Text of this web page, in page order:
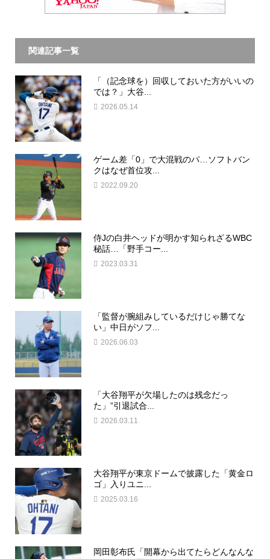
関連記事一覧
「（記念球を）回収しておいた方がいいの
では？」大谷...
2026.05.14
ゲーム差「0」で大混戦のパ…ソフトバン
クはなぜ首位攻...
2022.09.20
侍Jの白井ヘッドが明かす知られざるWBC
秘話…「野手コー...
2023.03.31
「監督が腕組みしているだけじゃ勝てな
い」中日がソフ...
2026.06.03
「大谷翔平が欠場したのは残念だっ
た」”引退試合...
2026.03.11
大谷翔平が東京ドームで披露した「黄金ロ
ゴ」入りユニ...
2025.03.16
岡田彰布氏「開幕から出てたらどんなんな